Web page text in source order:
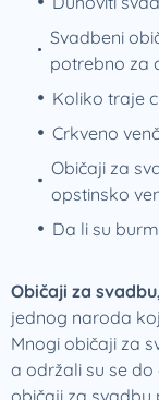
Svadbeni
potrebno za
Koliko traje
Crkveno
Običaji za
opstinsko
Da li su
Običaji za svadbu,
jednog naroda
Mnogi običaji za
a održali su se
običaji za